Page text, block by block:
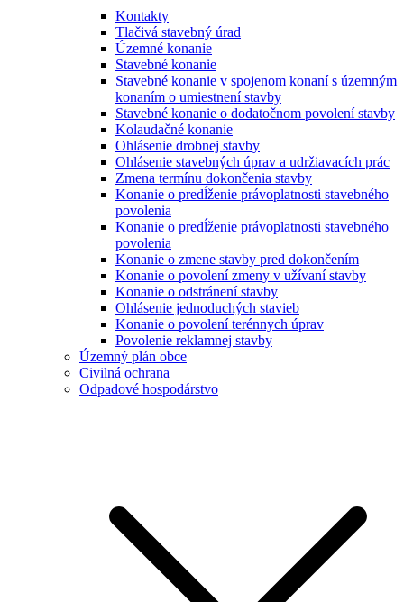
Kontakty
Tlačivá stavebný úrad
Územné konanie
Stavebné konanie
Stavebné konanie v spojenom konaní s územným
konaním o umiestnení stavby
Stavebné konanie o dodatočnom povolení stavby
Kolaudačné konanie
Ohlásenie drobnej stavby
Ohlásenie stavebných úprav a udržiavacích prác
Zmena termínu dokončenia stavby
Konanie o predĺženie právoplatnosti stavebného
povolenia
Konanie o predĺženie právoplatnosti stavebného
povolenia
Konanie o zmene stavby pred dokončením
Konanie o povolení zmeny v užívaní stavby
Konanie o odstránení stavby
Ohlásenie jednoduchých stavieb
Konanie o povolení terénnych úprav
Povolenie reklamnej stavby
Územný plán obce
Civilná ochrana
Odpadové hospodárstvo